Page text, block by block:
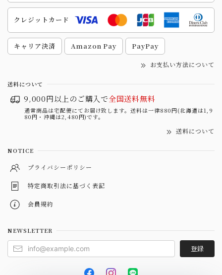
クレジットカード
キャリア決済 Amazon Pay PayPay
お支払い方法について
送料について
9,000円以上のご購入で全国送料無料
通常商品は宅配便にてお届け致します。送料は一律880円(北海道は1,9
80円・沖縄は2,480円)です。
送料について
NOTICE
プライバシーポリシー
特定商取引法に基づく表記
会員規約
NEWSLETTER
登録